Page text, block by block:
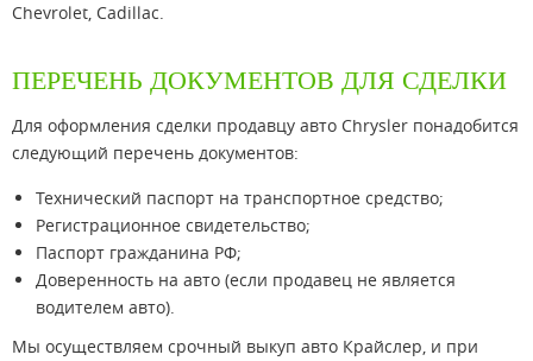
Chevrolet, Cadillac.
ПЕРЕЧЕНЬ ДОКУМЕНТОВ ДЛЯ СДЕЛКИ
Для оформления сделки продавцу авто Chrysler понадобится
следующий перечень документов:
Технический паспорт на транспортное средство;
Регистрационное свидетельство;
Паспорт гражданина РФ;
Доверенность на авто (если продавец не является
водителем авто).
Мы осуществляем срочный выкуп авто Крайслер, и при